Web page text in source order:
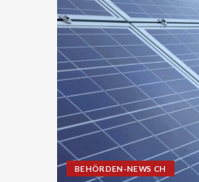
BEHÖRDEN-NEWS CH